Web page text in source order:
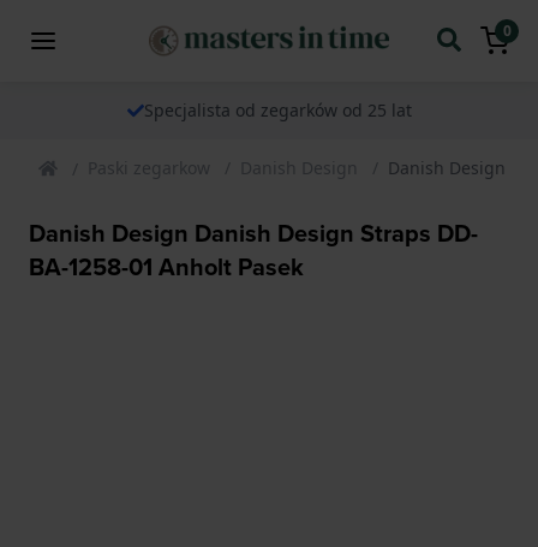
0
Specjalista od zegarków od 25 lat
Paski zegarkow Danish Design Danish Design
Danish Design Danish Design Straps DD-
BA-1258-01 Anholt Pasek